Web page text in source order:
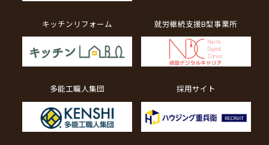
キッチンリフォーム 就労継続支援B型事業所
多能工職人集団 採用サイト